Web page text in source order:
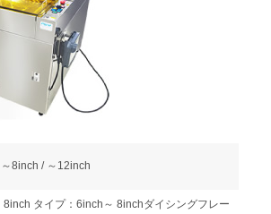
～8inch / ～12inch
8inch タイプ：6inch～ 8inchダイシングフレー